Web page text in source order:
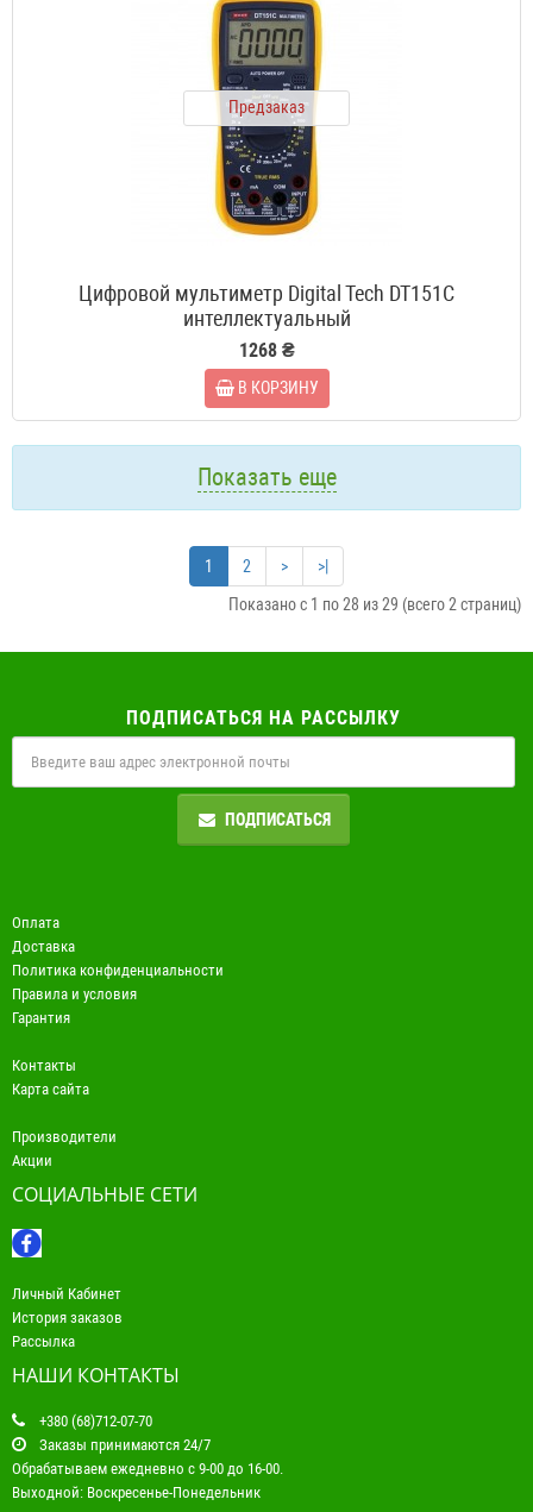
Предзаказ
Цифровой мультиметр Digital Tech DT151С
интеллектуальный
1268 ₴
В КОРЗИНУ
Показать еще
1 2 >
>|
Показано с 1 по 28 из 29 (всего 2 страниц)
ПОДПИСАТЬСЯ НА РАССЫЛКУ
ПОДПИСАТЬСЯ
Оплата
Доставка
Политика конфиденциальности
Правила и условия
Гарантия
Контакты
Карта сайта
Производители
Акции
СОЦИАЛЬНЫЕ СЕТИ
Личный Кабинет
История заказов
Рассылка
НАШИ КОНТАКТЫ
+380 (68)712-07-70
Заказы принимаются 24/7
Обрабатываем ежедневно с 9-00 до 16-00.
Выходной: Воскресенье-Понедельник